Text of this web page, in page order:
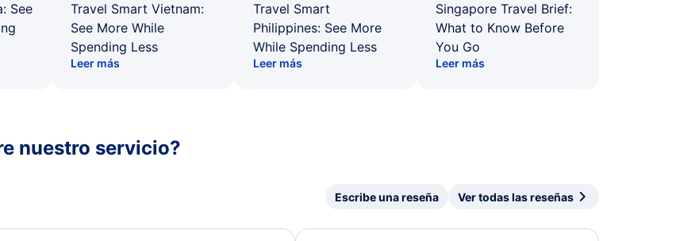
See
Travel Smart Vietnam:
See More While
Spending Less
Leer más
Travel Smart
Philippines: See More
While Spending Less
Leer más
Singapore Travel Brief:
What to Know Before
You Go
Leer más
nuestro servicio?
Escribe una reseña Ver todas las reseñas